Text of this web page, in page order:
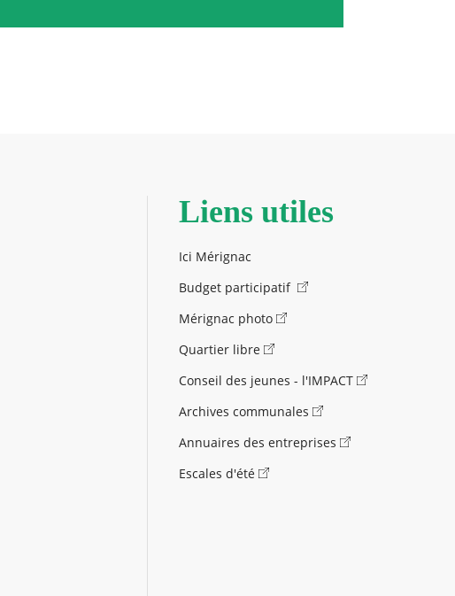
Liens utiles
Ici Mérignac
Budget participatif
Mérignac photo
Quartier libre
Conseil des jeunes - l'IMPACT
Archives communales
Annuaires des entreprises
Escales d'été